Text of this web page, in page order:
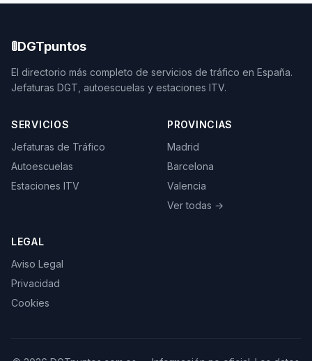
🚦DGTpuntos
El directorio más completo de servicios de tráfico en España.
Jefaturas DGT, autoescuelas y estaciones ITV.
SERVICIOS
Jefaturas de Tráfico
Autoescuelas
Estaciones ITV
PROVINCIAS
Madrid
Barcelona
Valencia
Ver todas →
LEGAL
Aviso Legal
Privacidad
Cookies